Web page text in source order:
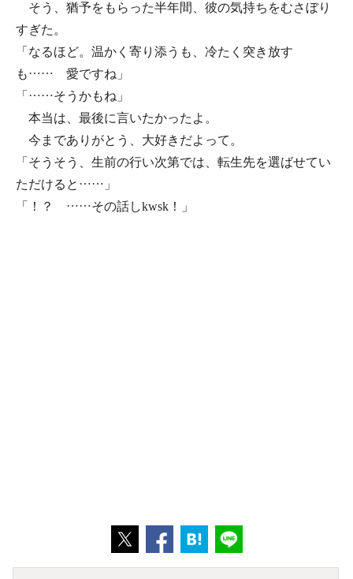
そう、猶予をもらった半年間、彼の気持ちをむさぼり
すぎた。
「なるほど。温かく寄り添うも、冷たく突き放す
も…… 愛ですね」
「……そうかもね」
本当は、最後に言いたかったよ。
今までありがとう、大好きだよって。
「そうそう、生前の行い次第では、転生先を選ばせてい
ただけると……」
「！？ ……その話しkwsk！」